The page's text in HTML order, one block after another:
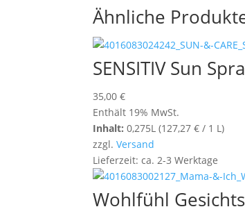
Ähnliche
SENSITIV Sun
35,00€
Enthält 19% MwSt.
Inhalt: 0,275L (127,27€ / 1 L)
zzgl.Versand
Lieferzeit: ca. 2-3 Werktage
Wohlfühl